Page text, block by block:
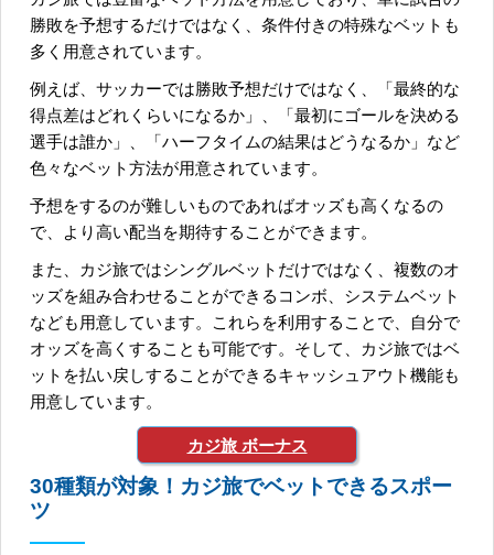
勝敗を予想するだけではなく、条件付きの特殊なベットも
多く用意されています。
例えば、サッカーでは勝敗予想だけではなく、「最終的な
得点差はどれくらいになるか」、「最初にゴールを決める
選手は誰か」、「ハーフタイムの結果はどうなるか」など
色々なベット方法が用意されています。
予想をするのが難しいものであればオッズも高くなるの
で、より高い配当を期待することができます。
また、カジ旅ではシングルベットだけではなく、複数のオ
ッズを組み合わせることができるコンボ、システムベット
なども用意しています。これらを利用することで、自分で
オッズを高くすることも可能です。そして、カジ旅ではベ
ットを払い戻しすることができるキャッシュアウト機能も
用意しています。
カジ旅 ボーナス
30種類が対象！カジ旅でベットできるスポー
ツ